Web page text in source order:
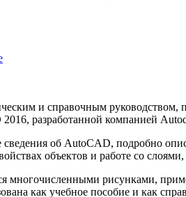
и справочным
разработанной компанией
об AutoCAD, подробно
объектов и работе со
многочисленными рисунками,
как учебное пособие и как